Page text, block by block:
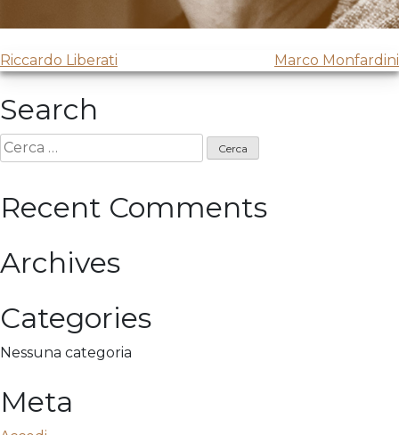
Navigazione
articoli
Riccardo Liberati Marco Monfardini
Search
Ricerca
per:
Recent Comments
Archives
Categories
Nessuna categoria
Meta